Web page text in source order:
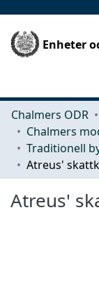
Enheter
Chalmers ODR
Atreus'